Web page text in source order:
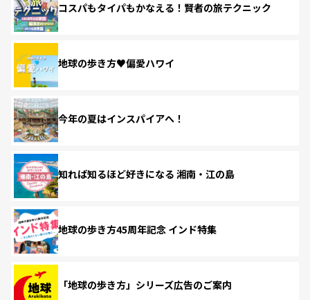
コスパもタイパもかなえる！賢者の旅テクニック
地球の歩き方♥偏愛ハワイ
今年の夏はインスパイアへ！
知れば知るほど好きになる 湘南・江の島
地球の歩き方45周年記念 インド特集
「地球の歩き方」シリーズ広告のご案内